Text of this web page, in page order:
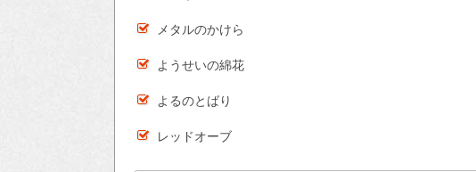
メタルのかけら
ようせいの綿花
よるのとばり
レッドオーブ